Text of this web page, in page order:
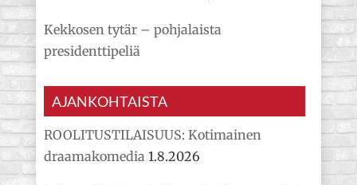
Kekkosen tytär – pohjalaista
presidenttipeliä
AJANKOHTAISTA
ROOLITUSTILAISUUS: Kotimainen
draamakomedia1.8.2026